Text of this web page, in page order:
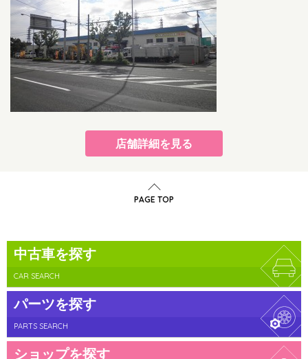
店舗詳細を見る
PAGE TOP
中古車を探す
CAR SEARCH
パーツを探す
PARTS SEARCH
ショップを探す